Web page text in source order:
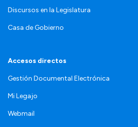
Discursos en la Legislatura
Casa de Gobierno
Accesos directos
Gestión Documental Electrónica
Mi Legajo
Webmail